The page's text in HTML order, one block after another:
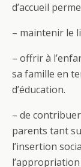
d’accueil
– maintenir le
– offrir à
sa famille en
d’éducation.
– de
parents tant
l’insertion
l’appropriation